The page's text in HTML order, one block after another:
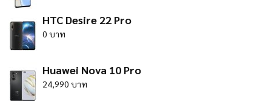
HTC Desire 22 Pro
0 บาท
Huawei Nova 10 Pro
24,990 บาท